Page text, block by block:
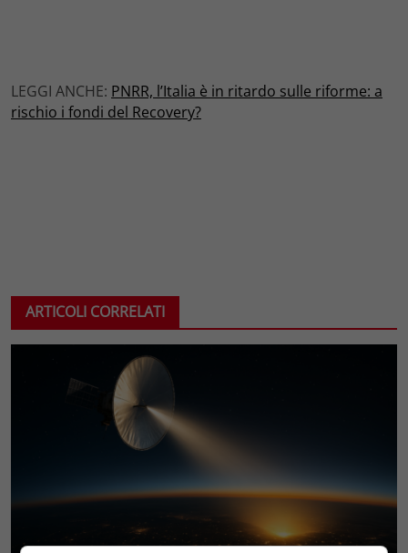
LEGGI ANCHE: PNRR, l’Italia è in ritardo sulle riforme: a
rischio i fondi del Recovery?
ARTICOLI CORRELATI